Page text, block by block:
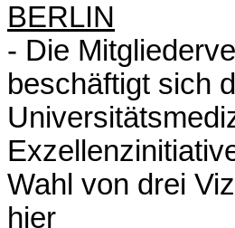
BERLIN
- Die
beschäftigt sich
Wahl von drei
hier